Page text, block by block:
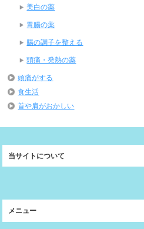
美白の薬
胃腸の薬
腸の調子を整える
頭痛・発熱の薬
頭痛がする
食生活
首や肩がおかしい
当サイトについて
メニュー